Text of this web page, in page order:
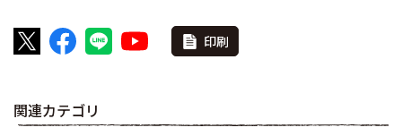
印刷
関連カテゴリ